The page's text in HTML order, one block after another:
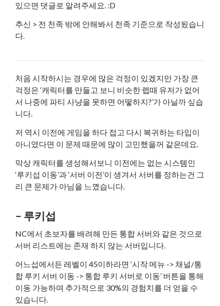
있으면 댓글로 알려주세요. :D
추신 > 전 천족 밖에 안해봐서 천족 기준으로 작성됬습니
다.
처음 시작하시는 경우에 많은 걱정이 있겠지만 가장 큰
걱정은 ‘캐릭터를 만들고 보니 비슷한 렙때 유저가 없어
서 나중에 파티 사냥을 못하면 어떻하지?’가 아닐까 싶습
니다.
저 역시 이전에 게임을 하다 접고 다시 복귀하는 타입이
아니였다면 이 문제 때문에 많이 고민했을꺼 같은데요.
막상 캐릭터를 생성해서보니 이전에는 없는 시스템인
‘루키섭 이동’과 ‘서버 이전’이 생겨서 서버를 정하는건 그
리 큰 문제가 아님을 느꼈습니다.
– 루키섭
NC에서 초보자를 배려해 만든 통합 서버와 같은 것으로
서버 리스트에는 존재 하지 않는 서버입니다.
어느섭에서든 레벨이 45이하라면 ‘시작 메뉴 -> 채널/통
합 루키 서버 이동 -> 통합 루키 서버로 이동’ 버튼을 통해
이동 가능하며 추가적으로 30%의 경험치를 더 얻을 수
있습니다.